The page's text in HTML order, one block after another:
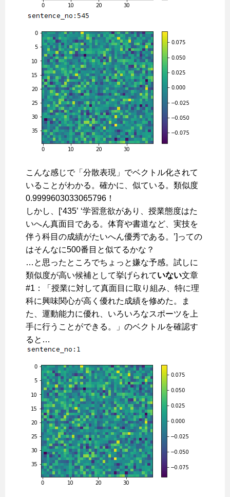
こんな感じで「分散表現」でベクトル化されて
いることがわかる。確かに、似ている。類似度
0.9999603033065796！
しかし、[‘435’ ‘学習意欲があり、授業態度はた
いへん真面目である。体育や書道など、実技を
伴う科目の成績がたいへん優秀である。’]っての
はそんなに500番目と似てるかな？
…と思ったところでちょっと嫌な予感。試しに
類似度が高い候補として挙げられていない文章
#1：「授業に対して真面目に取り組み、特に理
科に興味関心が高く優れた成績を修めた。ま
た、運動能力に優れ、いろいろなスポーツを上
手に行うことができる。」のベクトルを確認す
ると…